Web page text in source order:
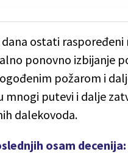
ostati
ponovno izbijanje
požarom i
mnogi putevi i dalje
dalekovoda.
osam